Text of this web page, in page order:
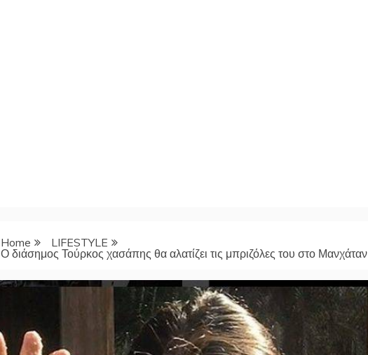
Home
LIFESTYLE
Ο διάσημος Τούρκος χασάπης θα αλατίζει τις μπριζόλες του στο Μανχάταν